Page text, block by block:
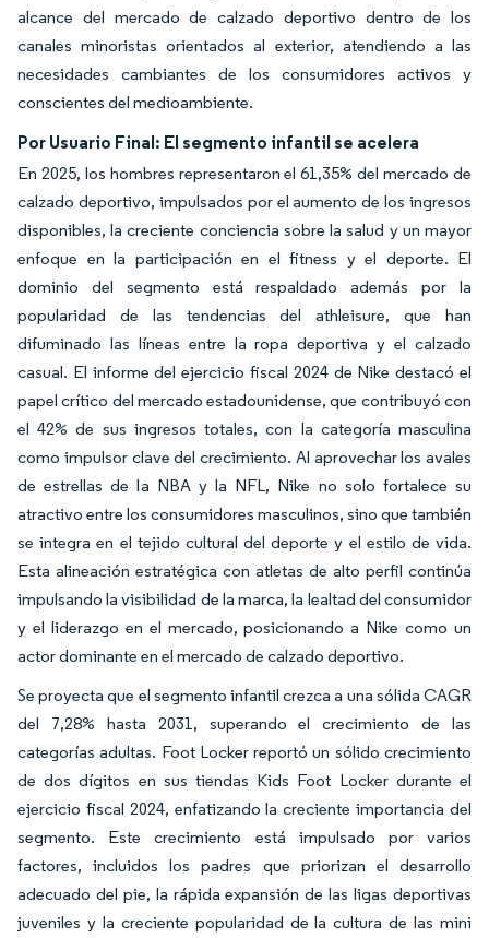
alcance del mercado de calzado deportivo dentro de los
canales minoristas orientados al exterior, atendiendo a las
necesidades cambiantes de los consumidores activos y
conscientes del medioambiente.
Por Usuario Final: El segmento infantil se acelera
En 2025, los hombres representaron el 61,35% del mercado de
calzado deportivo, impulsados por el aumento de los ingresos
disponibles, la creciente conciencia sobre la salud y un mayor
enfoque en la participación en el fitness y el deporte. El
dominio del segmento está respaldado además por la
popularidad de las tendencias del athleisure, que han
difuminado las líneas entre la ropa deportiva y el calzado
casual. El informe del ejercicio fiscal 2024 de Nike destacó el
papel crítico del mercado estadounidense, que contribuyó con
el 42% de sus ingresos totales, con la categoría masculina
como impulsor clave del crecimiento. Al aprovechar los avales
de estrellas de la NBA y la NFL, Nike no solo fortalece su
atractivo entre los consumidores masculinos, sino que también
se integra en el tejido cultural del deporte y el estilo de vida.
Esta alineación estratégica con atletas de alto perfil continúa
impulsando la visibilidad de la marca, la lealtad del consumidor
y el liderazgo en el mercado, posicionando a Nike como un
actor dominante en el mercado de calzado deportivo.
Se proyecta que el segmento infantil crezca a una sólida CAGR
del 7,28% hasta 2031, superando el crecimiento de las
categorías adultas. Foot Locker reportó un sólido crecimiento
de dos dígitos en sus tiendas Kids Foot Locker durante el
ejercicio fiscal 2024, enfatizando la creciente importancia del
segmento. Este crecimiento está impulsado por varios
factores, incluidos los padres que priorizan el desarrollo
adecuado del pie, la rápida expansión de las ligas deportivas
juveniles y la creciente popularidad de la cultura de las mini